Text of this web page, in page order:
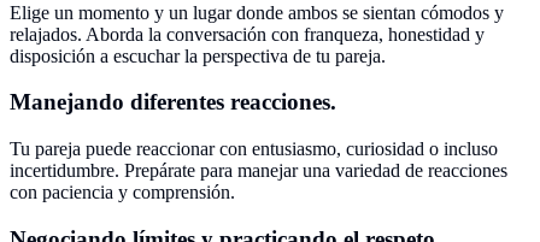
Elige un momento y un lugar donde ambos se sientan cómodos y
relajados. Aborda la conversación con franqueza, honestidad y
disposición a escuchar la perspectiva de tu pareja.
Manejando diferentes reacciones.
Tu pareja puede reaccionar con entusiasmo, curiosidad o incluso
incertidumbre. Prepárate para manejar una variedad de reacciones
con paciencia y comprensión.